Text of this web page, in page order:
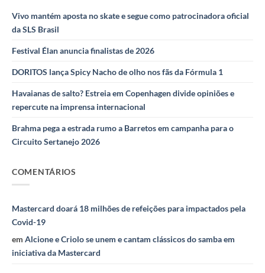
Vivo mantém aposta no skate e segue como patrocinadora oficial
da SLS Brasil
Festival Élan anuncia finalistas de 2026
DORITOS lança Spicy Nacho de olho nos fãs da Fórmula 1
Havaianas de salto? Estreia em Copenhagen divide opiniões e
repercute na imprensa internacional
Brahma pega a estrada rumo a Barretos em campanha para o
Circuito Sertanejo 2026
COMENTÁRIOS
Mastercard doará 18 milhões de refeições para impactados pela
Covid-19
em Alcione e Criolo se unem e cantam clássicos do samba em
iniciativa da Mastercard